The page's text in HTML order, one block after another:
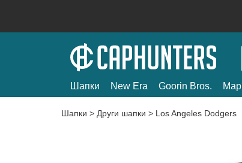
Шапки New Era Goorin Bros.
Шапки > Други шапки > Los Angeles Dodgers